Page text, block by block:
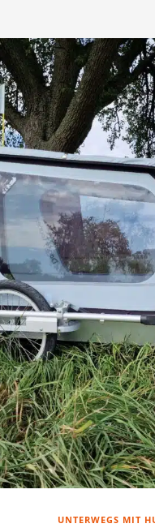
UNTERWEGS MIT